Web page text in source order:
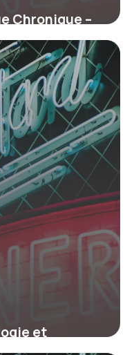
Chronique –
et